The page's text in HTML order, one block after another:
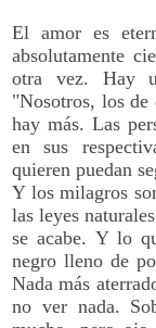
El amor es
absolutamente
otra vez. Hay
"Nosotros, los de
hay más. Las
en sus
quieren puedan
Y los milagros
las leyes
se acabe. Y lo
negro lleno de
Nada más
no ver nada.